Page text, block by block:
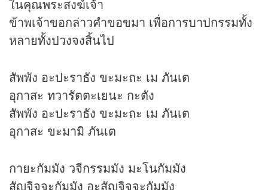
ในคุณพระสงฆ์เจ้า
ข้าพเจ้าขอกล่าวคำขอขมา เพื่อการบาปกรรมทั้ง
หลายทั้งปวงจงสิ้นไป
สัพพัง อะปะราธัง ขะมะถะ เม ภันเต
อุกาสะ ทวารัตตะเยนะ กะตัง
สัพพัง อะปะราธัง ขะมะถะ เม ภันเต
อุกาสะ ขะมามิ ภันเต
กายะกัมมัง วจีกรรมมัง มะโนกัมมัง
สัญจิจจะกัมมัง อะสัญจิจจะกัมมัง